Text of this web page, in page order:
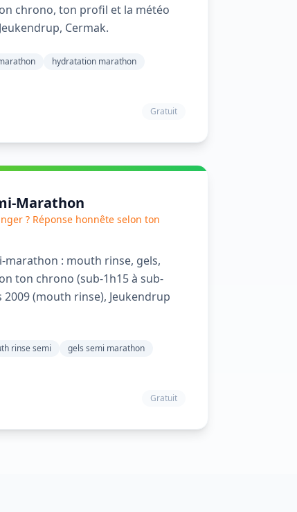
chrono, ton profil et la météo
Cermak.
hydratation marathon
Gratuit
Marathon
? Réponse honnête selon ton
: mouth rinse, gels,
ton chrono (sub-1h15 à sub-
2009 (mouth rinse), Jeukendrup
rinse semi
gels semi marathon
Gratuit